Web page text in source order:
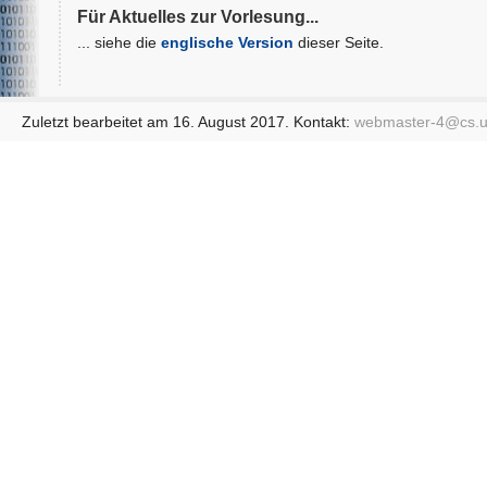
Für Aktuelles zur Vorlesung...
... siehe die englische Version dieser Seite.
Zuletzt bearbeitet am 16. August 2017. Kontakt: webmaster-4@